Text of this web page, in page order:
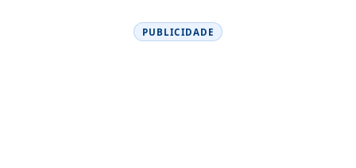
PUBLICIDADE